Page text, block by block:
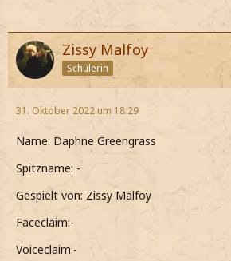
Zissy Malfoy
Schülerin
31. Oktober 2022 um 18:29
Name: Daphne Greengrass
Spitzname: -
Gespielt von: Zissy Malfoy
Faceclaim:-
Voiceclaim:-